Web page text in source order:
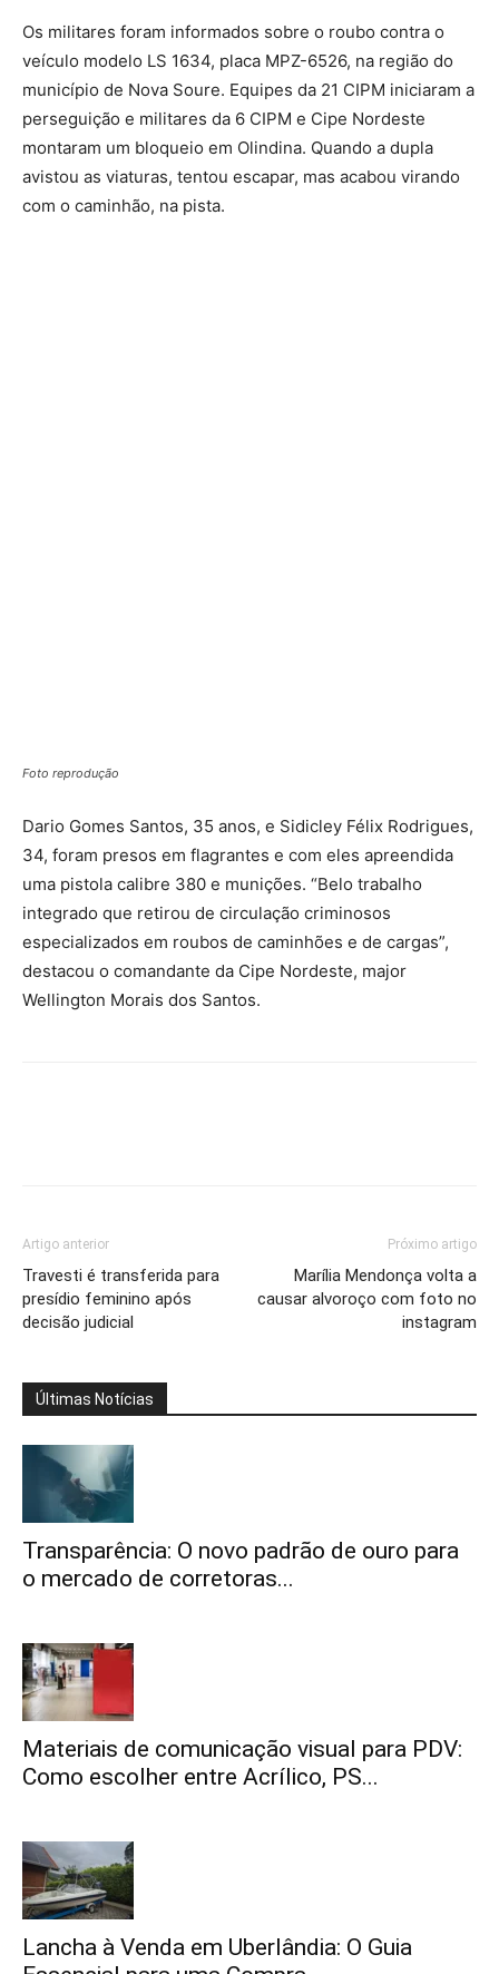
Os militares foram informados sobre o roubo contra o
veículo modelo LS 1634, placa MPZ-6526, na região do
município de Nova Soure. Equipes da 21 CIPM iniciaram a
perseguição e militares da 6 CIPM e Cipe Nordeste
montaram um bloqueio em Olindina. Quando a dupla
avistou as viaturas, tentou escapar, mas acabou virando
com o caminhão, na pista.
Foto reprodução
Dario Gomes Santos, 35 anos, e Sidicley Félix Rodrigues,
34, foram presos em flagrantes e com eles apreendida
uma pistola calibre 380 e munições. “Belo trabalho
integrado que retirou de circulação criminosos
especializados em roubos de caminhões e de cargas”,
destacou o comandante da Cipe Nordeste, major
Wellington Morais dos Santos.
Artigo anterior
Travesti é transferida para
presídio feminino após
decisão judicial
Próximo artigo
Marília Mendonça volta a
causar alvoroço com foto no
instagram
Últimas Notícias
Transparência: O novo padrão de ouro para
o mercado de corretoras...
Materiais de comunicação visual para PDV:
Como escolher entre Acrílico, PS...
Lancha à Venda em Uberlândia: O Guia